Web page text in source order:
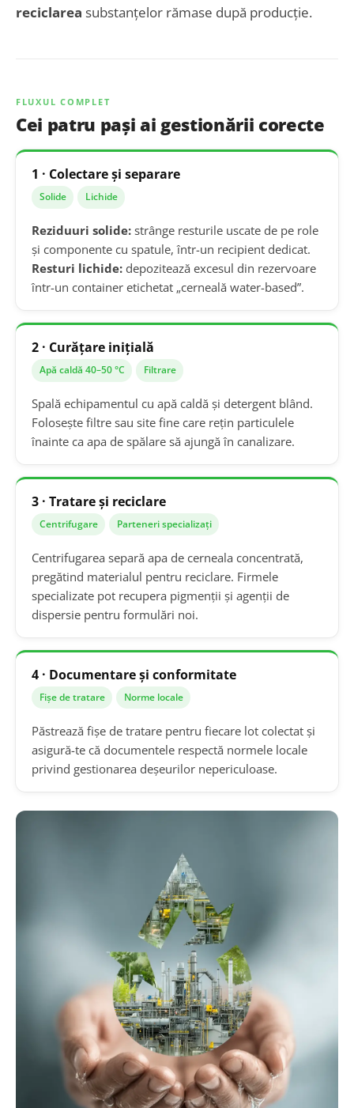
reciclarea substanțelor rămase după producție.
FLUXUL COMPLET
Cei patru pași ai gestionării corecte
1 · Colectare și separare
Solide Lichide
Reziduuri solide: strânge resturile uscate de pe role
și componente cu spatule, într-un recipient dedicat.
Resturi lichide: depozitează excesul din rezervoare
într-un container etichetat „cerneală water-based”.
2 · Curățare inițială
Apă caldă 40–50 °C Filtrare
Spală echipamentul cu apă caldă și detergent blând.
Folosește filtre sau site fine care rețin particulele
înainte ca apa de spălare să ajungă în canalizare.
3 · Tratare și reciclare
Centrifugare Parteneri specializați
Centrifugarea separă apa de cerneala concentrată,
pregătind materialul pentru reciclare. Firmele
specializate pot recupera pigmenții și agenții de
dispersie pentru formulări noi.
4 · Documentare și conformitate
Fișe de tratare Norme locale
Păstrează fișe de tratare pentru fiecare lot colectat și
asigură-te că documentele respectă normele locale
privind gestionarea deșeurilor nepericuloase.